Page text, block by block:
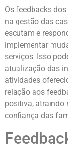
Os feedbacks
na gestão das
escutam e
implementar
serviços. Isso
atualização das
atividades
relação aos
positiva, atraindo
confiança das